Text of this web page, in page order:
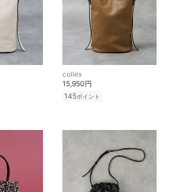
collex
15,950円
145ポイント